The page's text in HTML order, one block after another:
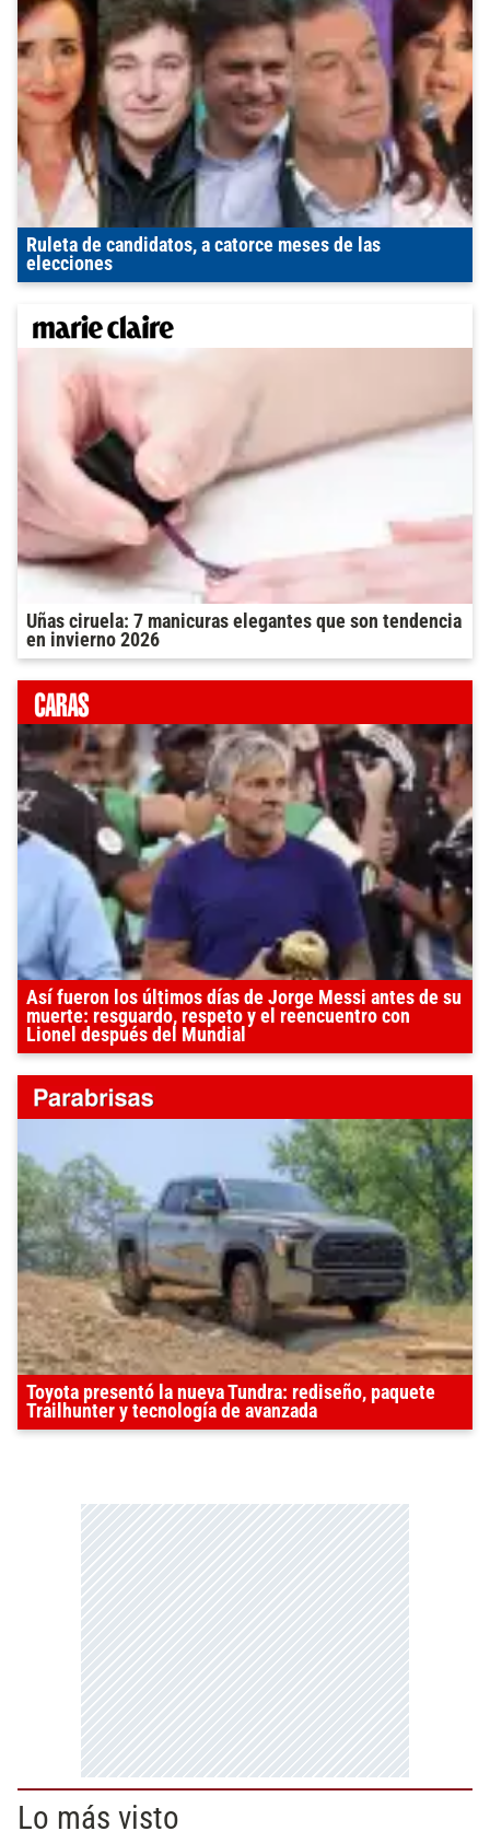
Ruleta de candidatos, a catorce meses de las
elecciones
Uñas ciruela: 7 manicuras elegantes que son tendencia
en invierno 2026
Así fueron los últimos días de Jorge Messi antes de su
muerte: resguardo, respeto y el reencuentro con
Lionel después del Mundial
Toyota presentó la nueva Tundra: rediseño, paquete
Trailhunter y tecnología de avanzada
Lo más visto